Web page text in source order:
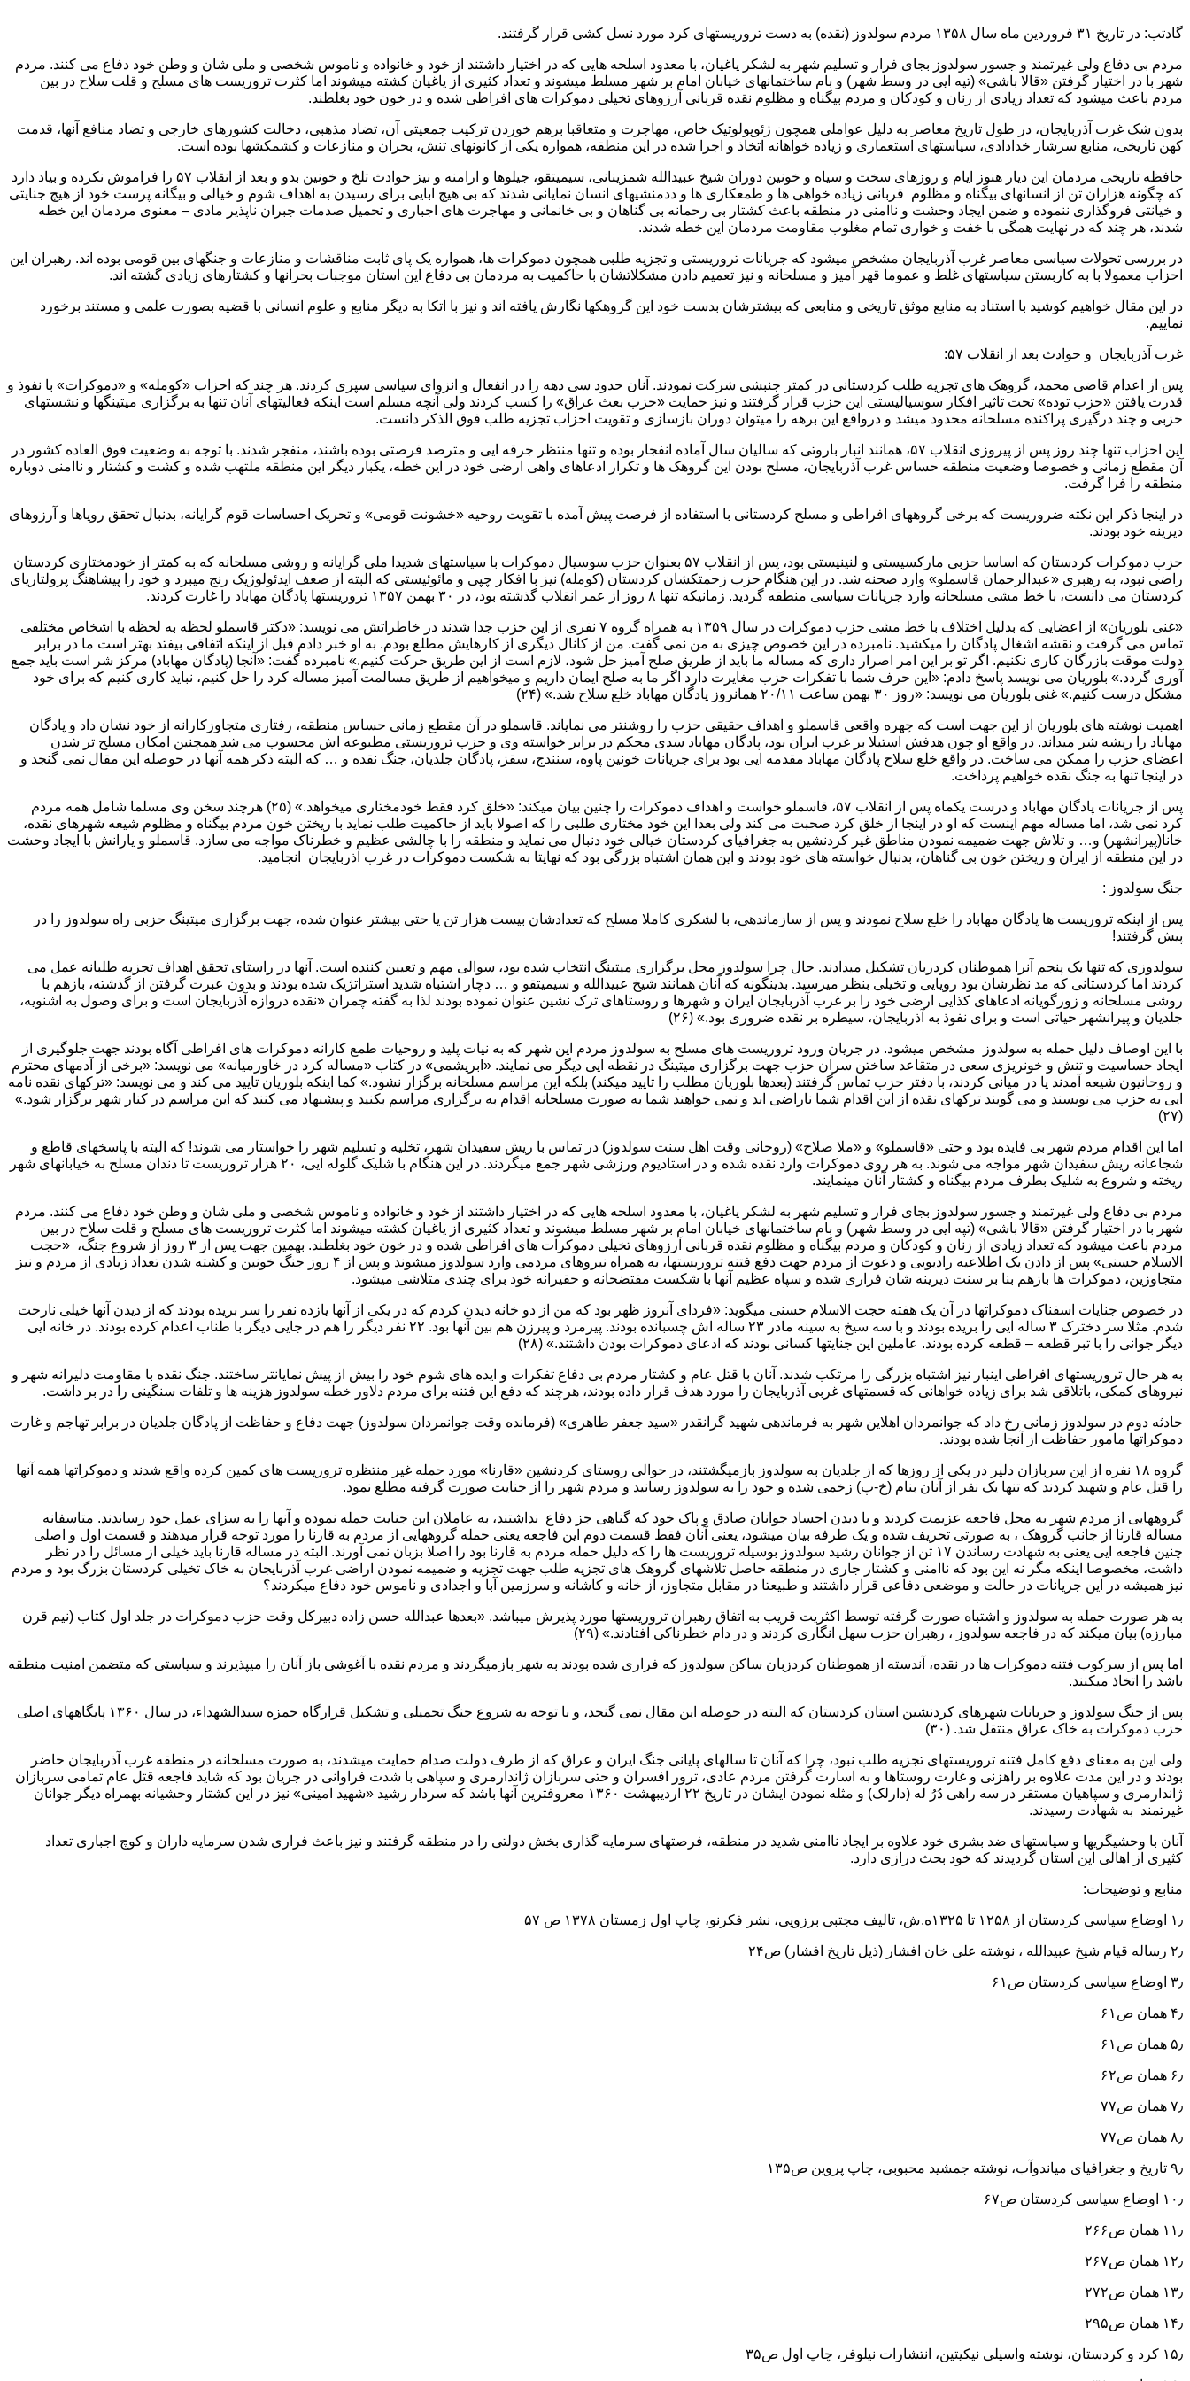
گادتب: در تاریخ ۳۱ فروردین ماه سال ۱۳۵۸ مردم سولدوز (نقده) به دست تروریستهای کرد مورد نسل کشی قرار گرفتند.
مردم بی دفاع ولی غیرتمند و جسور سولدوز بجای فرار و تسلیم شهر به لشکر یاغیان، با معدود اسلحه هایی که در اختیار داشتند از خود و خانواده و ناموس شخصی و ملی شان و وطن خود دفاع می کنند. مردم
شهر با در اختیار گرفتن «قالا باشی» (تپه ایی در وسط شهر) و بام ساختمانهای خیابان امام بر شهر مسلط میشوند و تعداد کثیری از یاغیان کشته میشوند اما کثرت تروریست های مسلح و قلت سلاح در بین
مردم باعث میشود که تعداد زیادی از زنان و کودکان و مردم بیگناه و مظلوم نقده قربانی آرزوهای تخیلی دموکرات های افراطی شده و در خون خود بغلطند.
بدون شک غرب آذربایجان، در طول تاریخ معاصر به دلیل عواملی همچون ژئوپولوتیک خاص، مهاجرت و متعاقبا برهم خوردن ترکیب جمعیتی آن، تضاد مذهبی، دخالت کشورهای خارجی و تضاد منافع آنها، قدمت
کهن تاریخی، منابع سرشار خدادادی، سیاستهای استعماری و زیاده خواهانه اتخاذ و اجرا شده در این منطقه، همواره یکی از کانونهای تنش، بحران و منازعات و کشمکشها بوده است.
حافظه تاریخی مردمان این دیار هنوز ایام و روزهای سخت و سیاه و خونین دوران شیخ عبیدالله شمزینانی، سیمیتقو، جیلوها و ارامنه و نیز حوادث تلخ و خونین بدو و بعد از انقلاب ۵۷ را فراموش نکرده و بیاد دارد
که چگونه هزاران تن از انسانهای بیگناه و مظلوم قربانی زیاده خواهی ها و طمعکاری ها و ددمنشیهای انسان نمایانی شدند که بی هیچ ابایی برای رسیدن به اهداف شوم و خیالی و بیگانه پرست خود از هیچ جنایتی
و خیانتی فروگذاری ننموده و ضمن ایجاد وحشت و ناامنی در منطقه باعث کشتار بی رحمانه بی گناهان و بی خانمانی و مهاجرت های اجباری و تحمیل صدمات جبران ناپذیر مادی – معنوی مردمان این خطه
شدند، هر چند که در نهایت همگی با خفت و خواری تمام مغلوب مقاومت مردمان این خطه شدند.
در بررسی تحولات سیاسی معاصر غرب آذربایجان مشخص میشود که جریانات تروریستی و تجزیه طلبی همچون دموکرات ها، همواره یک پای ثابت مناقشات و منازعات و جنگهای بین قومی بوده اند. رهبران این
احزاب معمولا با به کاربستن سیاستهای غلط و عموما قهر آمیز و مسلحانه و نیز تعمیم دادن مشکلاتشان با حاکمیت به مردمان بی دفاع این استان موجبات بحرانها و کشتارهای زیادی گشته اند.
در این مقال خواهیم کوشید با استناد به منابع موثق تاریخی و منابعی که بیشترشان بدست خود این گروهکها نگارش یافته اند و نیز با اتکا به دیگر منابع و علوم انسانی با قضیه بصورت علمی و مستند برخورد
نماییم.
غرب آذربایجان و حوادث بعد از انقلاب ۵۷:
پس از اعدام قاضی محمد، گروهک های تجزیه طلب کردستانی در کمتر جنبشی شرکت نمودند. آنان حدود سی دهه را در انفعال و انزوای سیاسی سپری کردند. هر چند که احزاب «کومله» و «دموکرات» با نفوذ و
قدرت یافتن «حزب توده» تحت تاثیر افکار سوسیالیستی این حزب قرار گرفتند و نیز حمایت «حزب بعث عراق» را کسب کردند ولی آنچه مسلم است اینکه فعالیتهای آنان تنها به برگزاری میتینگها و نشستهای
حزبی و چند درگیری پراکنده مسلحانه محدود میشد و درواقع این برهه را میتوان دوران بازسازی و تقویت احزاب تجزیه طلب فوق الذکر دانست.
این احزاب تنها چند روز پس از پیروزی انقلاب ۵۷، همانند انبار باروتی که سالیان سال آماده انفجار بوده و تنها منتظر جرقه ایی و مترصد فرصتی بوده باشند، منفجر شدند. با توجه به وضعیت فوق العاده کشور در
آن مقطع زمانی و خصوصا وضعیت منطقه حساس غرب آذربایجان، مسلح بودن این گروهک ها و تکرار ادعاهای واهی ارضی خود در این خطه، یکبار دیگر این منطقه ملتهب شده و کشت و کشتار و ناامنی دوباره
منطقه را فرا گرفت.
در اینجا ذکر این نکته ضروریست که برخی گروههای افراطی و مسلح کردستانی با استفاده از فرصت پیش آمده با تقویت روحیه «خشونت قومی» و تحریک احساسات قوم گرایانه، بدنبال تحقق رویاها و آرزوهای
دیرینه خود بودند.
حزب دموکرات کردستان که اساسا حزبی مارکسیستی و لنینیستی بود، پس از انقلاب ۵۷ بعنوان حزب سوسیال دموکرات با سیاستهای شدیدا ملی گرایانه و روشی مسلحانه که به کمتر از خودمختاری کردستان
راضی نبود، به رهبری «عبدالرحمان قاسملو» وارد صحنه شد. در این هنگام حزب زحمتکشان کردستان (کومله) نیز با افکار چپی و مائوئیستی که البته از ضعف ایدئولوژیک رنج میبرد و خود را پیشاهنگ پرولتاریای
کردستان می دانست، با خط مشی مسلحانه وارد جریانات سیاسی منطقه گردید. زمانیکه تنها ۸ روز از عمر انقلاب گذشته بود، در ۳۰ بهمن ۱۳۵۷ تروریستها پادگان مهاباد را غارت کردند.
«غنی بلوریان» از اعضایی که بدلیل اختلاف با خط مشی حزب دموکرات در سال ۱۳۵۹ به همراه گروه ۷ نفری از این حزب جدا شدند در خاطراتش می نویسد: «دکتر قاسملو لحظه به لحظه با اشخاص مختلفی
تماس می گرفت و نقشه اشغال پادگان را میکشید. نامبرده در این خصوص چیزی به من نمی گفت. من از کانال دیگری از کارهایش مطلع بودم. به او خبر دادم قبل از اینکه اتفاقی بیفتد بهتر است ما در برابر
دولت موقت بازرگان کاری نکنیم. اگر تو بر این امر اصرار داری که مساله ما باید از طریق صلح آمیز حل شود، لازم است از این طریق حرکت کنیم.» نامبرده گفت: «آنجا (پادگان مهاباد) مرکز شر است باید جمع
آوری گردد.» بلوریان می نویسد پاسخ دادم: «این حرف شما با تفکرات حزب مغایرت دارد اگر ما به صلح ایمان داریم و میخواهیم از طریق مسالمت آمیز مساله کرد را حل کنیم، نباید کاری کنیم که برای خود
مشکل درست کنیم.» غنی بلوریان می نویسد: «روز ۳۰ بهمن ساعت ۲۰/۱۱ همانروز پادگان مهاباد خلع سلاح شد.» (۲۴)
اهمیت نوشته های بلوریان از این جهت است که چهره واقعی قاسملو و اهداف حقیقی حزب را روشنتر می نمایاند. قاسملو در آن مقطع زمانی حساس منطقه، رفتاری متجاوزکارانه از خود نشان داد و پادگان
مهاباد را ریشه شر میداند. در واقع او چون هدفش استیلا بر غرب ایران بود، پادگان مهاباد سدی محکم در برابر خواسته وی و حزب تروریستی مطبوعه اش محسوب می شد همچنین امکان مسلح تر شدن
اعضای حزب را ممکن می ساخت. در واقع خلع سلاح پادگان مهاباد مقدمه ایی بود برای جریانات خونین پاوه، سنندج، سقز، پادگان جلدیان، جنگ نقده و … که البته ذکر همه آنها در حوصله این مقال نمی گنجد و
در اینجا تنها به جنگ نقده خواهیم پرداخت.
پس از جریانات پادگان مهاباد و درست یکماه پس از انقلاب ۵۷، قاسملو خواست و اهداف دموکرات را چنین بیان میکند: «خلق کرد فقط خودمختاری میخواهد.» (۲۵) هرچند سخن وی مسلما شامل همه مردم
کرد نمی شد، اما مساله مهم اینست که او در اینجا از خلق کرد صحبت می کند ولی بعدا این خود مختاری طلبی را که اصولا باید از حاکمیت طلب نماید با ریختن خون مردم بیگناه و مظلوم شیعه شهرهای نقده،
خانا(پیرانشهر) و… و تلاش جهت ضمیمه نمودن مناطق غیر کردنشین به جغرافیای کردستان خیالی خود دنبال می نماید و منطقه را با چالشی عظیم و خطرناک مواجه می سازد. قاسملو و یارانش با ایجاد وحشت
در این منطقه از ایران و ریختن خون بی گناهان، بدنبال خواسته های خود بودند و این همان اشتباه بزرگی بود که نهایتا به شکست دموکرات در غرب آذربایجان انجامید.
جنگ سولدوز :
پس از اینکه تروریست ها پادگان مهاباد را خلع سلاح نمودند و پس از سازماندهی، با لشکری کاملا مسلح که تعدادشان بیست هزار تن یا حتی بیشتر عنوان شده، جهت برگزاری میتینگ حزبی راه سولدوز را در
پیش گرفتند!
سولدوزی که تنها یک پنجم آنرا هموطنان کردزبان تشکیل میدادند. حال چرا سولدوز محل برگزاری میتینگ انتخاب شده بود، سوالی مهم و تعیین کننده است. آنها در راستای تحقق اهداف تجزیه طلبانه عمل می
کردند اما کردستانی که مد نظرشان بود رویایی و تخیلی بنظر میرسید. بدینگونه که آنان همانند شیخ عبیدالله و سیمیتقو و … دچار اشتباه شدید استراتژیک شده بودند و بدون عبرت گرفتن از گذشته، بازهم با
روشی مسلحانه و زورگویانه ادعاهای کذایی ارضی خود را بر غرب آذربایجان ایران و شهرها و روستاهای ترک نشین عنوان نموده بودند لذا به گفته چمران «نقده دروازه آذربایجان است و برای وصول به اشنویه،
جلدیان و پیرانشهر حیاتی است و برای نفوذ به آذربایجان، سیطره بر نقده ضروری بود.» (۲۶)
با این اوصاف دلیل حمله به سولدوز مشخص میشود. در جریان ورود تروریست های مسلح به سولدوز مردم این شهر که به نیات پلید و روحیات طمع کارانه دموکرات های افراطی آگاه بودند جهت جلوگیری از
ایجاد حساسیت و تنش و خونریزی سعی در متقاعد ساختن سران حزب جهت برگزاری میتینگ در نقطه ایی دیگر می نمایند. «ابریشمی» در کتاب «مساله کرد در خاورمیانه» می نویسد: «برخی از آدمهای محترم
و روحانیون شیعه آمدند پا در میانی کردند، با دفتر حزب تماس گرفتند (بعدها بلوریان مطلب را تایید میکند) بلکه این مراسم مسلحانه برگزار نشود.» کما اینکه بلوریان تایید می کند و می نویسد: «ترکهای نقده نامه
ایی به حزب می نویسند و می گویند ترکهای نقده از این اقدام شما ناراضی اند و نمی خواهند شما به صورت مسلحانه اقدام به برگزاری مراسم بکنید و پیشنهاد می کنند که این مراسم در کنار شهر برگزار شود.»
(۲۷)
اما این اقدام مردم شهر بی فایده بود و حتی «قاسملو» و «ملا صلاح» (روحانی وقت اهل سنت سولدوز) در تماس با ریش سفیدان شهر، تخلیه و تسلیم شهر را خواستار می شوند! که البته با پاسخهای قاطع و
شجاعانه ریش سفیدان شهر مواجه می شوند. به هر روی دموکرات وارد نقده شده و در استادیوم ورزشی شهر جمع میگردند. در این هنگام با شلیک گلوله ایی، ۲۰ هزار تروریست تا دندان مسلح به خیابانهای شهر
ریخته و شروع به شلیک بطرف مردم بیگناه و کشتار آنان مینمایند.
مردم بی دفاع ولی غیرتمند و جسور سولدوز بجای فرار و تسلیم شهر به لشکر یاغیان، با معدود اسلحه هایی که در اختیار داشتند از خود و خانواده و ناموس شخصی و ملی شان و وطن خود دفاع می کنند. مردم
شهر با در اختیار گرفتن «قالا باشی» (تپه ایی در وسط شهر) و بام ساختمانهای خیابان امام بر شهر مسلط میشوند و تعداد کثیری از یاغیان کشته میشوند اما کثرت تروریست های مسلح و قلت سلاح در بین
مردم باعث میشود که تعداد زیادی از زنان و کودکان و مردم بیگناه و مظلوم نقده قربانی آرزوهای تخیلی دموکرات های افراطی شده و در خون خود بغلطند. بهمین جهت پس از ۳ روز از شروع جنگ، «حجت
الاسلام حسنی» پس از دادن یک اطلاعیه رادیویی و دعوت از مردم جهت دفع فتنه تروریستها، به همراه نیروهای مردمی وارد سولدوز میشوند و پس از ۴ روز جنگ خونین و کشته شدن تعداد زیادی از مردم و نیز
متجاوزین، دموکرات ها بازهم بنا بر سنت دیرینه شان فراری شده و سپاه عظیم آنها با شکست مفتضحانه و حقیرانه خود برای چندی متلاشی میشود.
در خصوص جنایات اسفناک دموکراتها در آن یک هفته حجت الاسلام حسنی میگوید: «فردای آنروز ظهر بود که من از دو خانه دیدن کردم که در یکی از آنها یازده نفر را سر بریده بودند که از دیدن آنها خیلی نارحت
شدم. مثلا سر دخترک ۳ ساله ایی را بریده بودند و با سه سیخ به سینه مادر ۲۳ ساله اش چسبانده بودند. پیرمرد و پیرزن هم بین آنها بود. ۲۲ نفر دیگر را هم در جایی دیگر با طناب اعدام کرده بودند. در خانه ایی
دیگر جوانی را با تبر قطعه – قطعه کرده بودند. عاملین این جنایتها کسانی بودند که ادعای دموکرات بودن داشتند.» (۲۸)
به هر حال تروریستهای افراطی اینبار نیز اشتباه بزرگی را مرتکب شدند. آنان با قتل عام و کشتار مردم بی دفاع تفکرات و ایده های شوم خود را بیش از پیش نمایانتر ساختند. جنگ نقده با مقاومت دلیرانه شهر و
نیروهای کمکی، باتلاقی شد برای زیاده خواهانی که قسمتهای غربی آذربایجان را مورد هدف قرار داده بودند، هرچند که دفع این فتنه برای مردم دلاور خطه سولدوز هزینه ها و تلفات سنگینی را در بر داشت.
حادثه دوم در سولدوز زمانی رخ داد که جوانمردان اهلاین شهر به فرماندهی شهید گرانقدر «سید جعفر طاهری» (فرمانده وقت جوانمردان سولدوز) جهت دفاع و حفاظت از پادگان جلدیان در برابر تهاجم و غارت
دموکراتها مامور حفاظت از آنجا شده بودند.
گروه ۱۸ نفره از این سربازان دلیر در یکی از روزها که از جلدیان به سولدوز بازمیگشتند، در حوالی روستای کردنشین «قارنا» مورد حمله غیر منتظره تروریست های کمین کرده واقع شدند و دموکراتها همه آنها
را قتل عام و شهید کردند که تنها یک نفر از آنان بنام (خ-پ) زخمی شده و خود را به سولدوز رسانید و مردم شهر را از جنایت صورت گرفته مطلع نمود.
گروههایی از مردم شهر به محل فاجعه عزیمت کردند و با دیدن اجساد جوانان صادق و پاک خود که گناهی جز دفاع نداشتند، به عاملان این جنایت حمله نموده و آنها را به سزای عمل خود رساندند. متاسفانه
مساله قارنا از جانب گروهک ، به صورتی تحریف شده و یک طرفه بیان میشود، یعنی آنان فقط قسمت دوم این فاجعه یعنی حمله گروههایی از مردم به قارنا را مورد توجه قرار میدهند و قسمت اول و اصلی
چنین فاجعه ایی یعنی به شهادت رساندن ۱۷ تن از جوانان رشید سولدوز بوسیله تروریست ها را که دلیل حمله مردم به قارنا بود را اصلا بزبان نمی آورند. البته در مساله قارنا باید خیلی از مسائل را در نظر
داشت، مخصوصا اینکه مگر نه این بود که ناامنی و کشتار جاری در منطقه حاصل تلاشهای گروهک های تجزیه طلب جهت تجزیه و ضمیمه نمودن اراضی غرب آذربایجان به خاک تخیلی کردستان بزرگ بود و مردم
نیز همیشه در این جریانات در حالت و موضعی دفاعی قرار داشتند و طبیعتا در مقابل متجاوز، از خانه و کاشانه و سرزمین آبا و اجدادی و ناموس خود دفاع میکردند؟
به هر صورت حمله به سولدوز و اشتباه صورت گرفته توسط اکثریت قریب به اتفاق رهبران تروریستها مورد پذیرش میباشد. «بعدها عبدالله حسن زاده دبیرکل وقت حزب دموکرات در جلد اول کتاب (نیم قرن
مبارزه) بیان میکند که در فاجعه سولدوز ، رهبران حزب سهل انگاری کردند و در دام خطرناکی افتادند.» (۲۹)
اما پس از سرکوب فتنه دموکرات ها در نقده، آندسته از هموطنان کردزبان ساکن سولدوز که فراری شده بودند به شهر بازمیگردند و مردم نقده با آغوشی باز آنان را میپذیرند و سیاستی که متضمن امنیت منطقه
باشد را اتخاذ میکنند.
پس از جنگ سولدوز و جریانات شهرهای کردنشین استان کردستان که البته در حوصله این مقال نمی گنجد، و با توجه به شروع جنگ تحمیلی و تشکیل قرارگاه حمزه سیدالشهداء، در سال ۱۳۶۰ پایگاههای اصلی
حزب دموکرات به خاک عراق منتقل شد. (۳۰)
ولی این به معنای دفع کامل فتنه تروریستهای تجزیه طلب نبود، چرا که آنان تا سالهای پایانی جنگ ایران و عراق که از طرف دولت صدام حمایت میشدند، به صورت مسلحانه در منطقه غرب آذربایجان حاضر
بودند و در این مدت علاوه بر راهزنی و غارت روستاها و به اسارت گرفتن مردم عادی، ترور افسران و حتی سربازان ژاندارمری و سپاهی با شدت فراوانی در جریان بود که شاید فاجعه قتل عام تمامی سربازان
ژاندارمری و سپاهیان مستقر در سه راهی دُرُ له (دارلک) و مثله نمودن ایشان در تاریخ ۲۲ اردیبهشت ۱۳۶۰ معروفترین آنها باشد که سردار رشید «شهید امینی» نیز در این کشتار وحشیانه بهمراه دیگر جوانان
غیرتمند به شهادت رسیدند.
آنان با وحشیگریها و سیاستهای ضد بشری خود علاوه بر ایجاد ناامنی شدید در منطقه، فرصتهای سرمایه گذاری بخش دولتی را در منطقه گرفتند و نیز باعث فراری شدن سرمایه داران و کوچ اجباری تعداد
کثیری از اهالی این استان گردیدند که خود بحث درازی دارد.
منابع و توضیحات:
۱٫ اوضاع سیاسی کردستان از ۱۲۵۸ تا ۱۳۲۵ه.ش، تالیف مجتبی برزویی، نشر فکرنو، چاپ اول زمستان ۱۳۷۸ ص ۵۷
۲٫ رساله قیام شیخ عبیدالله ، نوشته علی خان افشار (ذیل تاریخ افشار) ص۲۴
۳٫ اوضاع سیاسی کردستان ص۶۱
۴٫ همان ص۶۱
۵٫ همان ص۶۱
۶٫ همان ص۶۲
۷٫ همان ص۷۷
۸٫ همان ص۷۷
۹٫ تاریخ و جغرافیای میاندوآب، نوشته جمشید محبوبی، چاپ پروین ص۱۳۵
۱۰٫ اوضاع سیاسی کردستان ص۶۷
۱۱٫ همان ص۲۶۶
۱۲٫ همان ص۲۶۷
۱۳٫ همان ص۲۷۲
۱۴٫ همان ص۲۹۵
۱۵٫ کرد و کردستان، نوشته واسیلی نیکیتین، انتشارات نیلوفر، چاپ اول ص۳۵